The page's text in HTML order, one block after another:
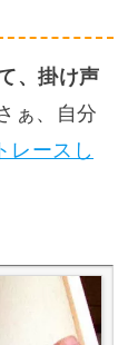
、掛け声
ぁ、自分
トレースし